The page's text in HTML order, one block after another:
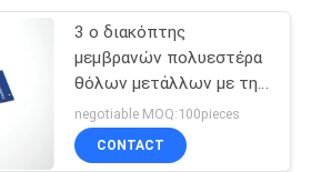
FPC
3 ο διακόπτης
μεμβρανών πολυεστέρα
θόλων μετάλλων με την
αποτυπωμένη σε
ανάγλυφο θερμότητα
γραφικής παράστασης
negotiable MOQ:100pieces
CONTACT